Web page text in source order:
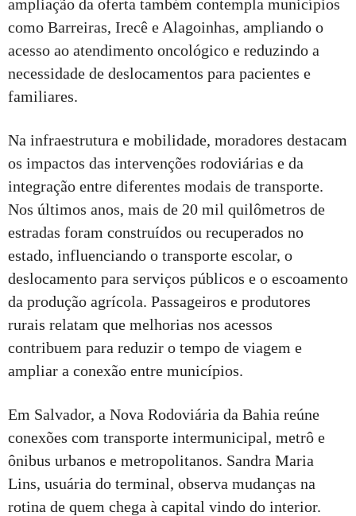
ampliação da oferta também contempla municípios
como Barreiras, Irecê e Alagoinhas, ampliando o
acesso ao atendimento oncológico e reduzindo a
necessidade de deslocamentos para pacientes e
familiares.
Na infraestrutura e mobilidade, moradores destacam
os impactos das intervenções rodoviárias e da
integração entre diferentes modais de transporte.
Nos últimos anos, mais de 20 mil quilômetros de
estradas foram construídos ou recuperados no
estado, influenciando o transporte escolar, o
deslocamento para serviços públicos e o escoamento
da produção agrícola. Passageiros e produtores
rurais relatam que melhorias nos acessos
contribuem para reduzir o tempo de viagem e
ampliar a conexão entre municípios.
Em Salvador, a Nova Rodoviária da Bahia reúne
conexões com transporte intermunicipal, metrô e
ônibus urbanos e metropolitanos. Sandra Maria
Lins, usuária do terminal, observa mudanças na
rotina de quem chega à capital vindo do interior.